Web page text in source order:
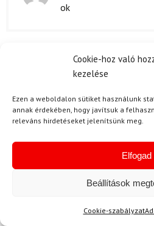
Cookie-hoz való
kezelése
Ezen a weboldalon sütiket használunk
annak érdekében, hogy javítsuk a
releváns hirdetéseket jelenítsünk meg.
Elfogad
Beállítások
Cookie-szabályzat
ok
S. Ilona 2024.04.24.
gyorsan megkaptam.
2024.04.23.
készlet ATOMIC Savor